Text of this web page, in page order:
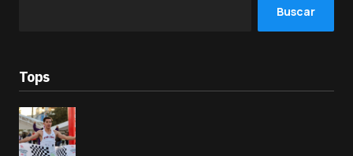
Buscar
Tops